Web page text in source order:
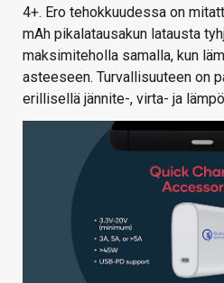
4+. Ero tehokkuudessa on
mAh pikalatausakun latausta
maksimiteholla samalla, kun
asteeseen. Turvallisuuteen on
erillisellä jännite-, virta- ja